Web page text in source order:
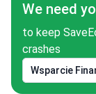
We need
to keep
crashes
Wsparcie